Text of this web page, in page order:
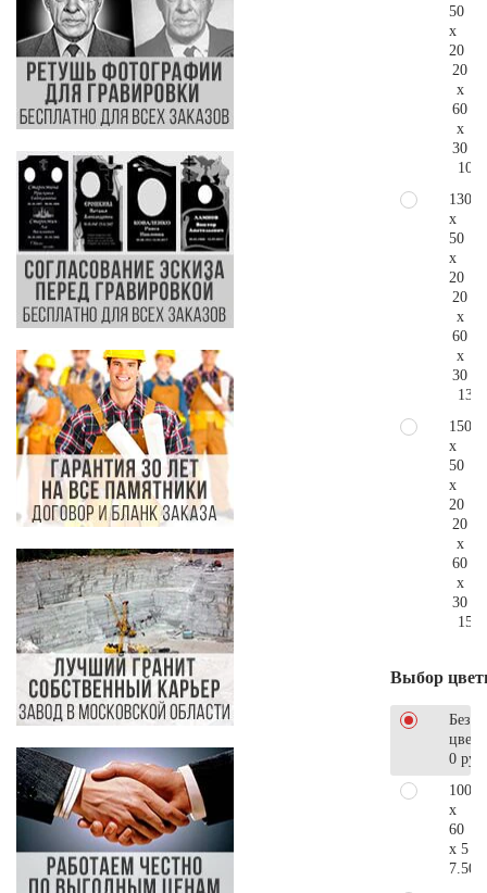
50
x
20
20
x
60
x
30
130
x
50
x
20
20
x
60
x
30
150
x
50
x
20
20
x
60
x
30
Выбор
Без
0 руб.
100
x
60
x 5